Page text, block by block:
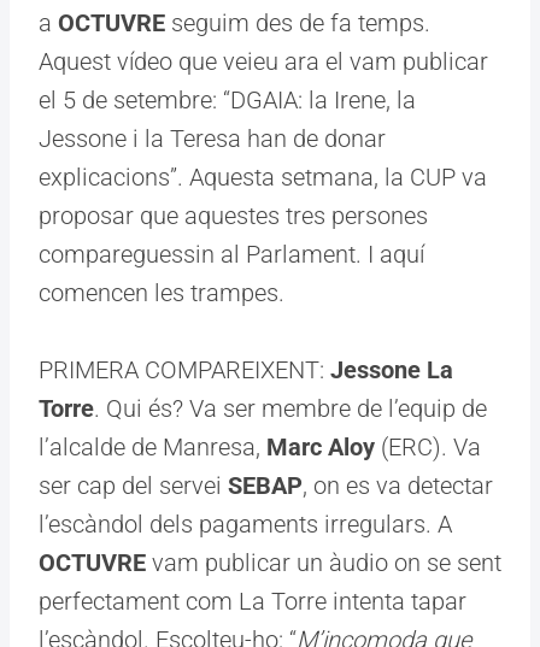
a OCTUVRE seguim des de fa temps.
Aquest vídeo que veieu ara el vam publicar
el 5 de setembre: “DGAIA: la Irene, la
Jessone i la Teresa han de donar
explicacions”. Aquesta setmana, la CUP va
proposar que aquestes tres persones
compareguessin al Parlament. I aquí
comencen les trampes.
PRIMERA COMPAREIXENT: Jessone La
Torre. Qui és? Va ser membre de l’equip de
l’alcalde de Manresa, Marc Aloy (ERC). Va
ser cap del servei SEBAP, on es va detectar
l’escàndol dels pagaments irregulars. A
OCTUVRE vam publicar un àudio on se sent
perfectament com La Torre intenta tapar
l’escàndol. Escolteu-ho: “M’incomoda que